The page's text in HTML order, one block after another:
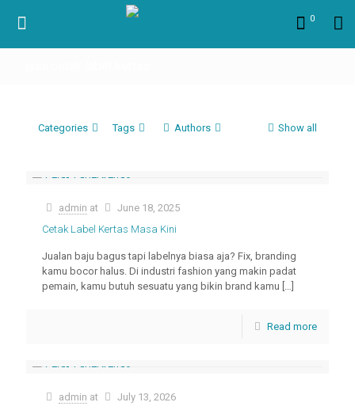
0
Categories Tags Authors Show all
admin at
June 18, 2025
Cetak Label Kertas Masa Kini
Jualan baju bagus tapi labelnya biasa aja? Fix, branding
kamu bocor halus. Di industri fashion yang makin padat
pemain, kamu butuh sesuatu yang bikin brand kamu […]
Read more
admin at
July 13, 2026